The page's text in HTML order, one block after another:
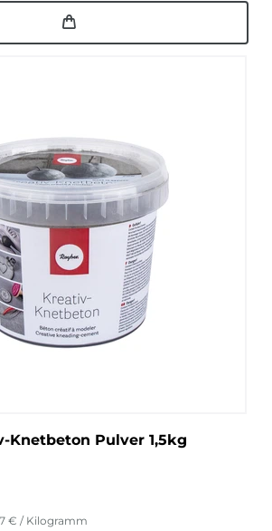
Knetbeton Pulver 1,5kg
€ / Kilogramm